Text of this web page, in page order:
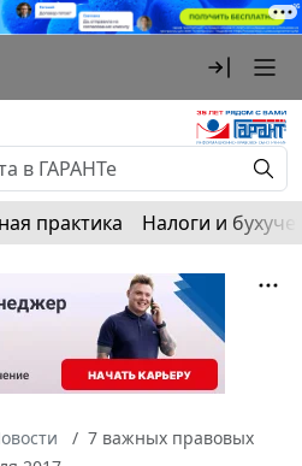
практика Налоги и
7 важных правовых